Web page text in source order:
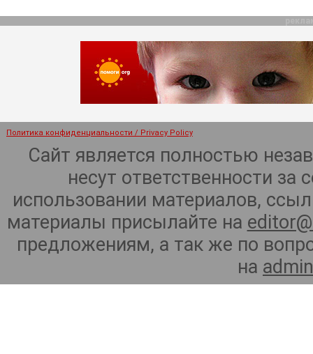
Политика конфиденциальности / Privacy Policy
Сайт является полностью
несут ответственности
использовании материалов,
материалы присылайте на
предложениям, а так же по
на